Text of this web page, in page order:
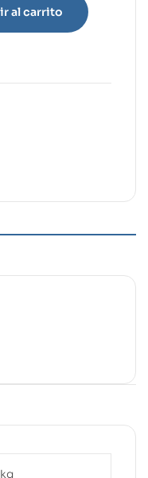
al carrito